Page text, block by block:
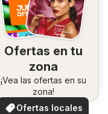
Ofertas en tu
zona
¡Vea las ofertas en su
zona!
Ofertas locales